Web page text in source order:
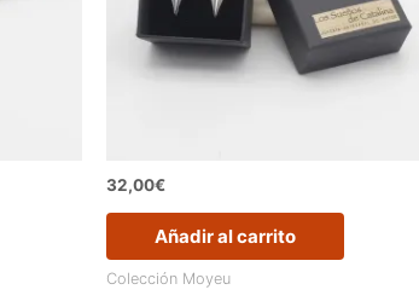
32,00€
Añadir al carrito
Colección Moyeu